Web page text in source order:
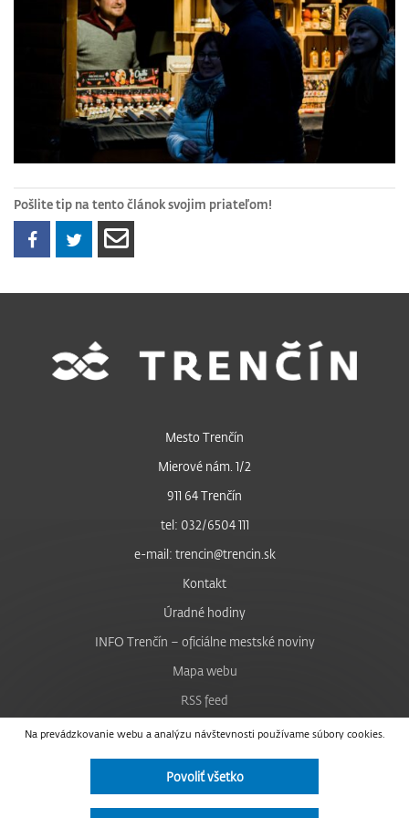
Pošlite tip na tento článok svojim priateľom!
Na prevádzkovanie webu a analýzu návštevnosti používame súbory cookies.
Povoliť všetko
Mesto Trenčín
Mierové nám. 1/2
911 64 Trenčín
tel: 032/6504 111
e-mail: trencin@trencin.sk
Kontakt
Úradné hodiny
INFO Trenčín – oficiálne mestské noviny
Mapa webu
RSS feed
Nastavenie cookies
Facebook